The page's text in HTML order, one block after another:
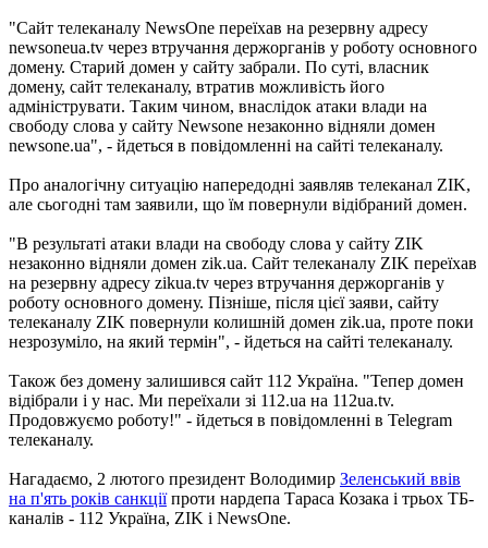
"Сайт телеканалу NewsOne переїхав на резервну адресу
newsoneua.tv через втручання держорганів у роботу основного
домену. Старий домен у сайту забрали. По суті, власник
домену, сайт телеканалу, втратив можливість його
адмініструвати. Таким чином, внаслідок атаки влади на
свободу слова у сайту Newsone незаконно відняли домен
newsone.ua", - йдеться в повідомленні на сайті телеканалу.
Про аналогічну ситуацію напередодні заявляв телеканал ZIK,
але сьогодні там заявили, що їм повернули відібраний домен.
"В результаті атаки влади на свободу слова у сайту ZIK
незаконно відняли домен zik.ua. Сайт телеканалу ZIK переїхав
на резервну адресу zikua.tv через втручання держорганів у
роботу основного домену. Пізніше, після цієї заяви, сайту
телеканалу ZIK повернули колишній домен zik.ua, проте поки
незрозуміло, на який термін", - йдеться на сайті телеканалу.
Також без домену залишився сайт 112 Україна. "Тепер домен
відібрали і у нас. Ми переїхали зі 112.ua на 112ua.tv.
Продовжуємо роботу!" - йдеться в повідомленні в Telegram
телеканалу.
Нагадаємо, 2 лютого президент Володимир Зеленський ввів
на п'ять років санкціїпроти нардепа Тараса Козака і трьох ТБ-
каналів - 112 Україна, ZIK і NewsOne.